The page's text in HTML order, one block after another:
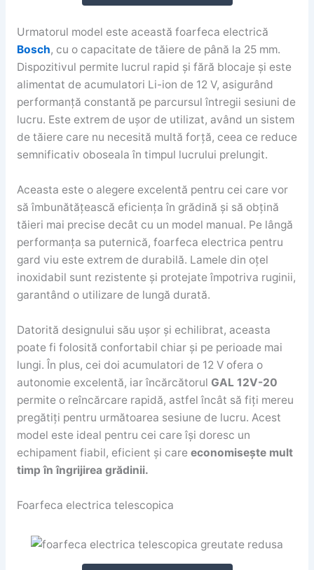
Urmatorul model este această foarfeca electrică
Bosch, cu o capacitate de tăiere de până la 25 mm.
Dispozitivul permite lucrul rapid și fără blocaje și este
alimentat de acumulatori Li-ion de 12 V, asigurând
performanță constantă pe parcursul întregii sesiuni de
lucru. Este extrem de ușor de utilizat, având un sistem
de tăiere care nu necesită multă forță, ceea ce reduce
semnificativ oboseala în timpul lucrului prelungit.
Aceasta este o alegere excelentă pentru cei care vor
să îmbunătățească eficiența în grădină și să obțină
tăieri mai precise decât cu un model manual. Pe lângă
performanța sa puternică, foarfeca electrica pentru
gard viu este extrem de durabilă. Lamele din oțel
inoxidabil sunt rezistente și protejate împotriva ruginii,
garantând o utilizare de lungă durată.
Datorită designului său ușor și echilibrat, aceasta
poate fi folosită confortabil chiar și pe perioade mai
lungi. În plus, cei doi acumulatori de 12 V ofera o
autonomie excelentă, iar încărcătorul GAL 12V-20
permite o reîncărcare rapidă, astfel încât să fiți mereu
pregătiți pentru următoarea sesiune de lucru. Acest
model este ideal pentru cei care își doresc un
echipament fiabil, eficient și care economisește mult
timp în îngrijirea grădinii.
Foarfeca electrica telescopica